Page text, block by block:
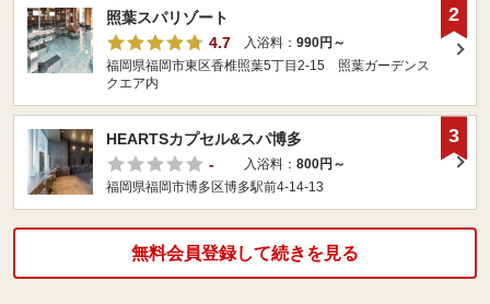
照葉スパリゾート
4.7
入浴料： 990円～
福岡県福岡市東区香椎照葉5丁目2-15 照葉ガーデンス
クエア内
2
HEARTSカプセル&スパ博多
-
入浴料： 800円～
福岡県福岡市博多区博多駅前4-14-13
3
無料会員登録して続きを見る